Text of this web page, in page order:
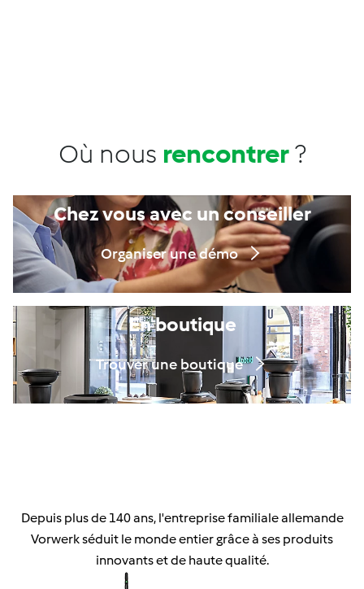
Où nous rencontrer?
Chez vous avec un conseiller
Organiser une démo
En boutique
Trouver une boutique
Depuis plus de 140 ans, l'entreprise familiale allemande
Vorwerk séduit le monde entier grâce à ses produits
innovants et de haute qualité.